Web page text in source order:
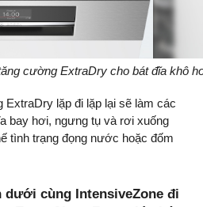
cường ExtraDry cho bát đĩa khô
lặp đi lặp lại sẽ làm các
bay hơi, ngưng tụ và rơi xuống
tình trạng đọng nước hoặc đốm
dưới cùng IntensiveZone đi